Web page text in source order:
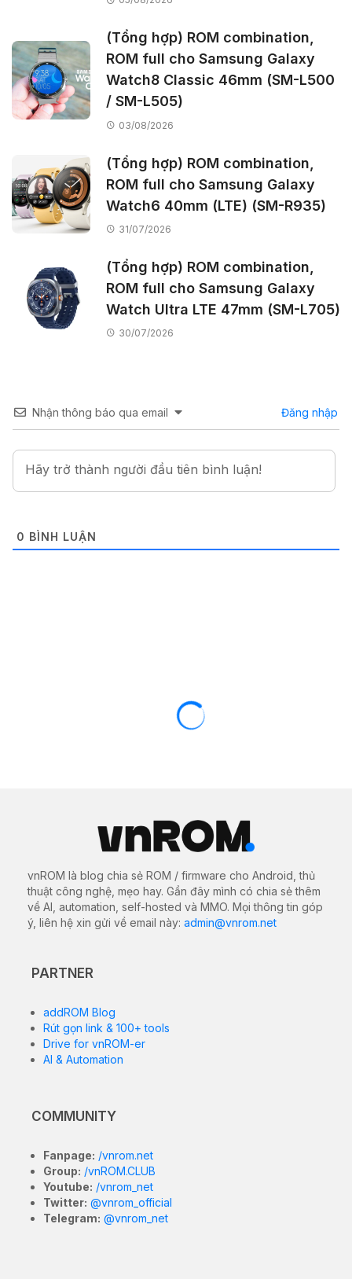
(Tổng hợp) ROM combination,
ROM full cho Samsung Galaxy
Watch8 Classic 46mm (SM-L500
/ SM-L505)
03/08/2026
(Tổng hợp) ROM combination,
ROM full cho Samsung Galaxy
Watch6 40mm (LTE) (SM-R935)
31/07/2026
(Tổng hợp) ROM combination,
ROM full cho Samsung Galaxy
Watch Ultra LTE 47mm (SM-L705)
30/07/2026
Nhận thông báo qua email Đăng nhập
0 BÌNH LUẬN
vnROM là blog chia sẻ ROM / firmware cho Android, thủ
thuật công nghệ, mẹo hay. Gần đây mình có chia sẻ thêm
về AI, automation, self-hosted và MMO. Mọi thông tin góp
ý, liên hệ xin gửi về email này: admin@vnrom.net
PARTNER
addROM Blog
Rút gọn link & 100+ tools
Drive for vnROM-er
AI & Automation
COMMUNITY
Fanpage: /vnrom.net
Group: /vnROM.CLUB
Youtube: /vnrom_net
Twitter: @vnrom_official
Telegram: @vnrom_net